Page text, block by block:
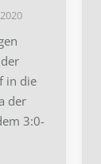
in die
der
3:0-